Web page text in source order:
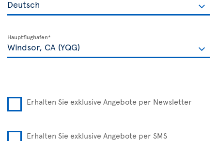
Hauptflughafen*
Erhalten Sie exklusive Angebote per Newsletter
Erhalten Sie exklusive Angebote per SMS